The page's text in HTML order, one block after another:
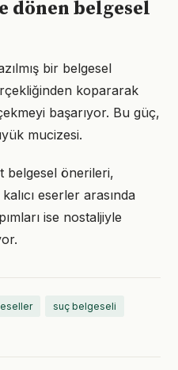
dönen belgesel
bir belgesel
kopararak
başarıyor. Bu güç,
mucizesi.
belgesel önerileri,
eserler arasında
ise nostaljiyle
suç belgeseli